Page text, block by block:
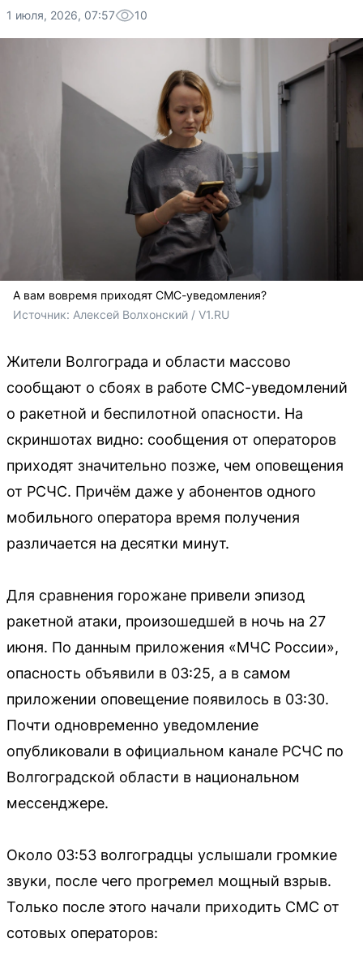
1 июля, 2026, 07:57 10
А вам вовремя приходят СМС-уведомления?
Источник: Алексей Волхонский / V1.RU
Жители Волгограда и области массово
сообщают о сбоях в работе СМС-уведомлений
о ракетной и беспилотной опасности. На
скриншотах видно: сообщения от операторов
приходят значительно позже, чем оповещения
от РСЧС. Причём даже у абонентов одного
мобильного оператора время получения
различается на десятки минут.
Для сравнения горожане привели эпизод
ракетной атаки, произошедшей в ночь на 27
июня. По данным приложения «МЧС России»,
опасность объявили в 03:25, а в самом
приложении оповещение появилось в 03:30.
Почти одновременно уведомление
опубликовали в официальном канале РСЧС по
Волгоградской области в национальном
мессенджере.
Около 03:53 волгоградцы услышали громкие
звуки, после чего прогремел мощный взрыв.
Только после этого начали приходить СМС от
сотовых операторов: